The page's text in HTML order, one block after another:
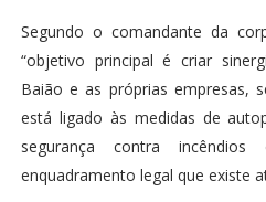
Segundo o comandante da
“objetivo principal é criar
Baião e as próprias empresas,
está ligado às medidas de
segurança contra
enquadramento legal que existe